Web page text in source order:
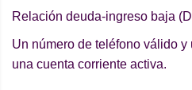
Relación deuda-ingreso baja
Un número de teléfono válido
una cuenta corriente activa.